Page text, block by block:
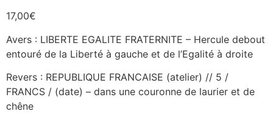
17,00€
Avers : LIBERTE EGALITE FRATERNITE – Hercule debout
entouré de la Liberté à gauche et de l’Egalité à droite
Revers : REPUBLIQUE FRANCAISE (atelier) // 5 /
FRANCS / (date) – dans une couronne de laurier et de
chêne